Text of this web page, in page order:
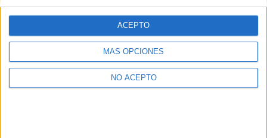
MÁS OPCIONES
NO ACEPTO
ACEPTO
Y como regalo de agradecimiento, por registrarte te daremos
gratis una copia de nuestro ebook con 100 consejos para tu
primer año de universidad